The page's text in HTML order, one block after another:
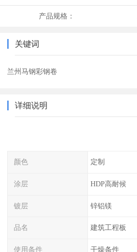
产品规格：
关键词
兰州马钢彩钢卷
详细说明
颜色 定制
涂层 HDP高耐候
镀层 锌铝镁
品名 建筑工程板
使用条件 干燥条件